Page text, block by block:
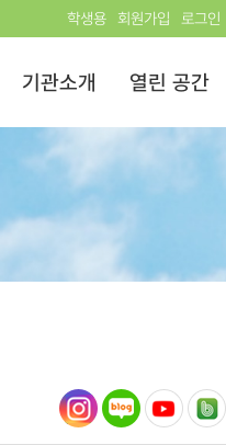
학생용 회원가입 로그인
기관소개 열린 공간